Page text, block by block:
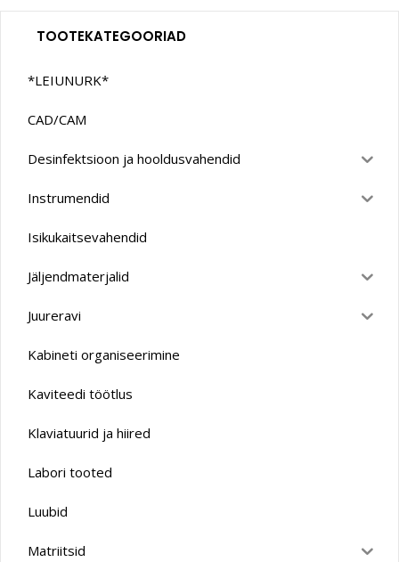
TOOTEKATEGOORIAD
*LEIUNURK*
CAD/CAM
Desinfektsioon ja hooldusvahendid
Instrumendid
Isikukaitsevahendid
Jäljendmaterjalid
Juureravi
Kabineti organiseerimine
Kaviteedi töötlus
Klaviatuurid ja hiired
Labori tooted
Luubid
Matriitsid